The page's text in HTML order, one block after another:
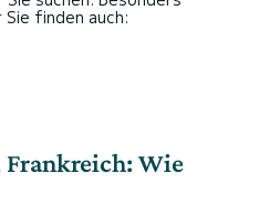
finden auch:
Frankreich: Wie